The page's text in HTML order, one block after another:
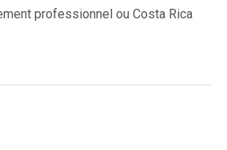
professionnel ou Costa Rica